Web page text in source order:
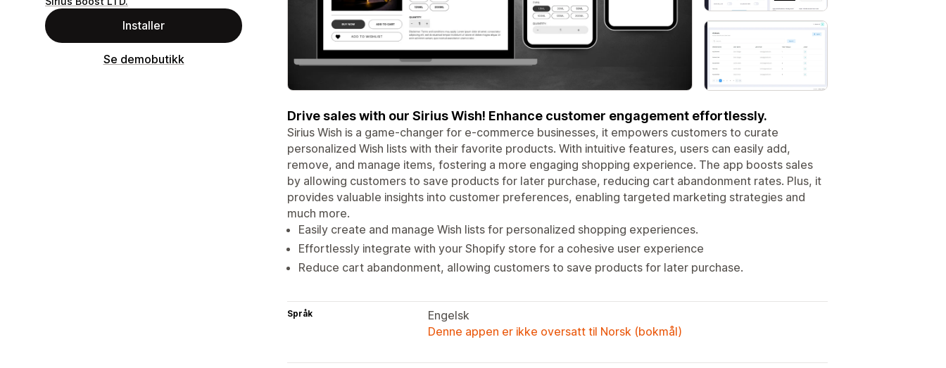
Installer
Se demobutikk
Drive sales with our Sirius Wish! Enhance customer engagement effortlessly.
Sirius Wish is a game-changer for e-commerce businesses, it empowers customers to curate
personalized Wish lists with their favorite products. With intuitive features, users can easily add,
remove, and manage items, fostering a more engaging shopping experience. The app boosts sales
by allowing customers to save products for later purchase, reducing cart abandonment rates. Plus, it
provides valuable insights into customer preferences, enabling targeted marketing strategies and
much more.
Easily create and manage Wish lists for personalized shopping experiences.
Effortlessly integrate with your Shopify store for a cohesive user experience
Reduce cart abandonment, allowing customers to save products for later purchase.
Språk
Engelsk
Denne appen er ikke oversatt til Norsk (bokmål)